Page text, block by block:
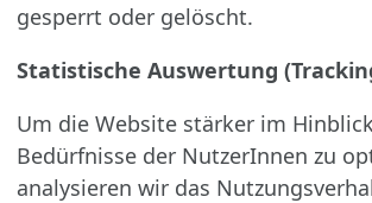
gesperrt oder gelöscht.
Statistische Auswertung
Um die Website stärker im
Bedürfnisse der NutzerInnen zu
analysieren wir das